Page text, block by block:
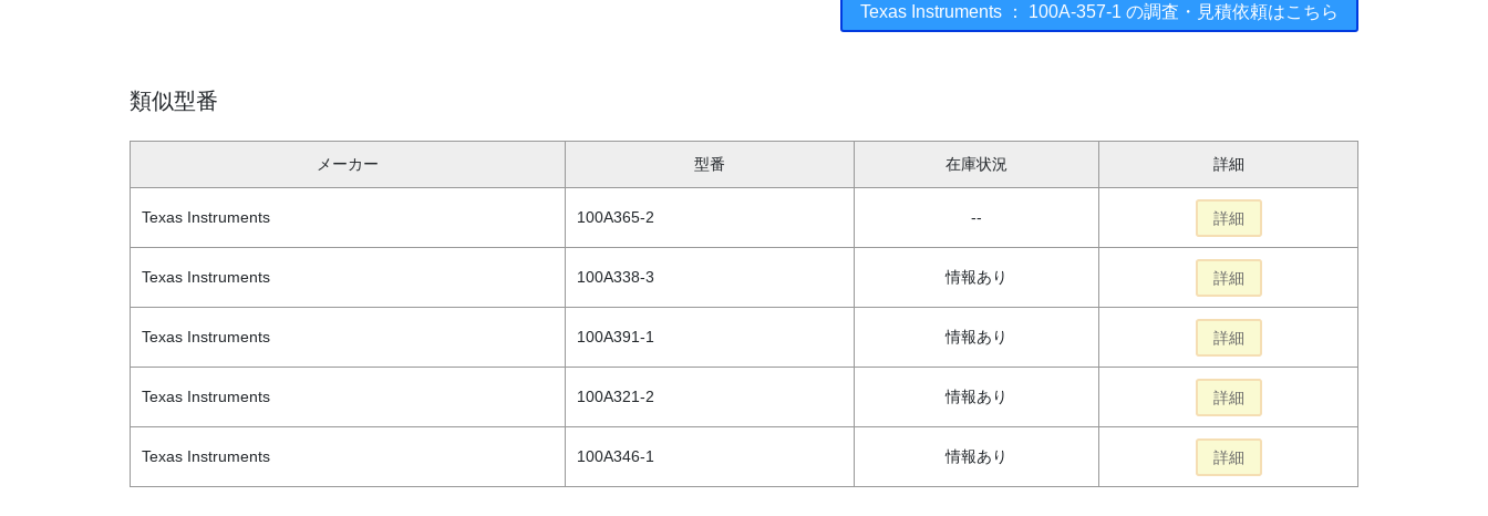
Texas Instruments ： 100A-357-1 の調査・見積依頼はこちら
類似型番
メーカー 型番 在庫状況 詳細
Texas Instruments 100A365-2 -- 詳細
Texas Instruments 100A338-3 情報あり 詳細
Texas Instruments 100A391-1 情報あり 詳細
Texas Instruments 100A321-2 情報あり 詳細
Texas Instruments 100A346-1 情報あり 詳細